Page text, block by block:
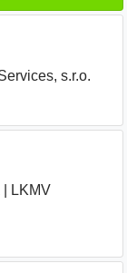
s.r.o.
LKMV